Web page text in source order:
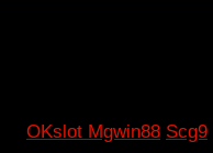
OKslot Mgwin88 Scg9